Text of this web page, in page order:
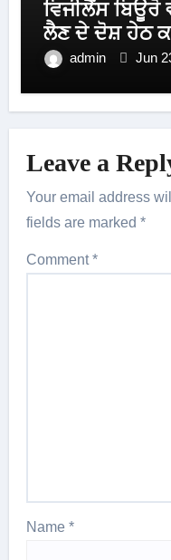
ਵਿਜੀਲੈਂਸ
ਲੈਣ ਦੇ ਦੋਸ਼ ਹੇਠ
admin Jun
Leave a
Your email address
fields are marked*
Comment*
Name*